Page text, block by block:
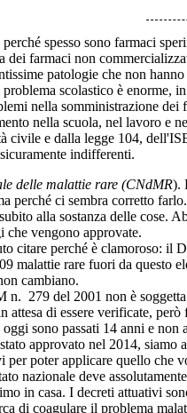
perché spesso sono farmaci
farmaci non
patologie che non
scolastico è enorme,
nella somministrazione
nella scuola, nel lavoro e
e dalla legge 104,
indifferenti.
delle malattie rare (CNdMR).
perché ci sembra corretto farlo.
alla sostanza delle cose.
che vengono approvate.
perché è clamoroso: il
malattie rare fuori da
cambiano.
279 del 2001 non è
attesa di essere verificate,
sono passati 14 anni e
approvato nel 2014,
poter applicare quello che
nazionale deve
in casa. I decreti attuativi
di coagulare il problema